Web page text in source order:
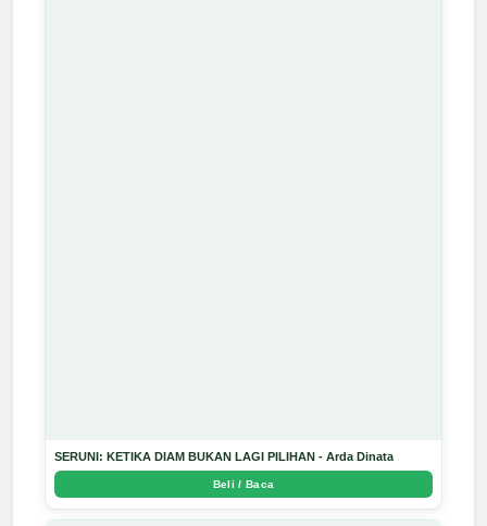
SERUNI: KETIKA DIAM BUKAN LAGI PILIHAN - Arda Dinata
Beli / Baca